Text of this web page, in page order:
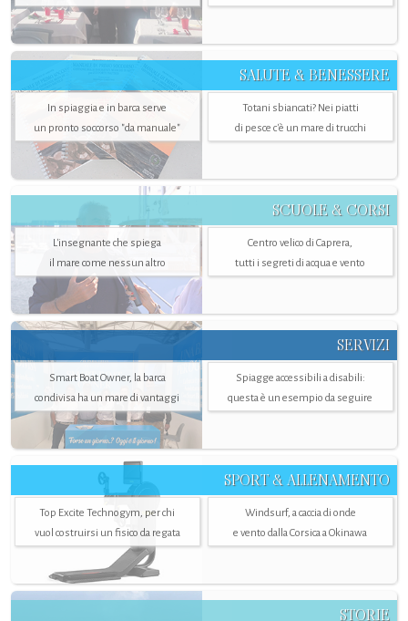
SALUTE & BENESSERE
In spiaggia e in barca serve
un pronto soccorso "da manuale"
Totani sbiancati? Nei piatti
di pesce c'è un mare di trucchi
SCUOLE & CORSI
L'insegnante che spiega
il mare come nessun altro
Centro velico di Caprera,
tutti i segreti di acqua e vento
SERVIZI
Smart Boat Owner, la barca
condivisa ha un mare di vantaggi
Spiagge accessibili a disabili:
questa è un esempio da seguire
SPORT & ALLENAMENTO
Top Excite Technogym, per chi
vuol costruirsi un fisico da regata
Windsurf, a caccia di onde
e vento dalla Corsica a Okinawa
STORIE